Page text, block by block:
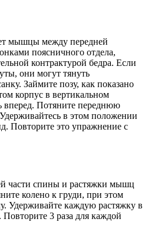
мышцы между передней
поясничного отдела,
контрактурой бедра. Если
они могут тянуть
Займите позу, как показано
корпус в вертикальном
вперед. Потяните переднюю
в этом положении
Повторите это упражнение с
части спины и растяжки мышц
колено к груди, при этом
Удерживайте каждую растяжку в
Повторите 3 раза для каждой